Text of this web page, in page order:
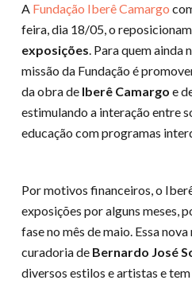
A Fundação Iberê Camargo
feira, dia 18/05, o
exposições. Para quem ainda
missão da Fundação é
da obra de Iberê Camargo e
estimulando a interação entre
educação com programas
Por motivos financeiros, o
exposições por alguns meses,
fase no mês de maio. Essa
curadoria de Bernardo José
diversos estilos e artistas e